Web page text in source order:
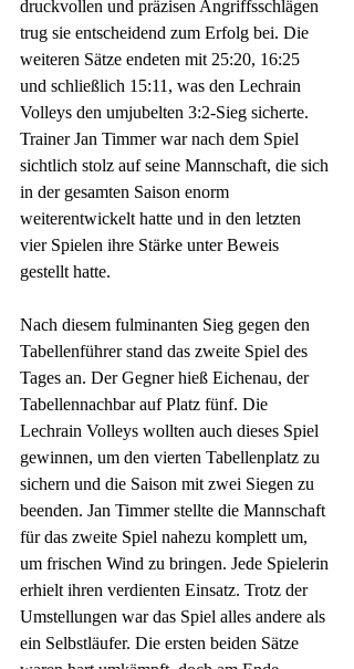
druckvollen und präzisen Angriffsschlägen
trug sie entscheidend zum Erfolg bei. Die
weiteren Sätze endeten mit 25:20, 16:25
und schließlich 15:11, was den Lechrain
Volleys den umjubelten 3:2-Sieg sicherte.
Trainer Jan Timmer war nach dem Spiel
sichtlich stolz auf seine Mannschaft, die sich
in der gesamten Saison enorm
weiterentwickelt hatte und in den letzten
vier Spielen ihre Stärke unter Beweis
gestellt hatte.
Nach diesem fulminanten Sieg gegen den
Tabellenführer stand das zweite Spiel des
Tages an. Der Gegner hieß Eichenau, der
Tabellennachbar auf Platz fünf. Die
Lechrain Volleys wollten auch dieses Spiel
gewinnen, um den vierten Tabellenplatz zu
sichern und die Saison mit zwei Siegen zu
beenden. Jan Timmer stellte die Mannschaft
für das zweite Spiel nahezu komplett um,
um frischen Wind zu bringen. Jede Spielerin
erhielt ihren verdienten Einsatz. Trotz der
Umstellungen war das Spiel alles andere als
ein Selbstläufer. Die ersten beiden Sätze